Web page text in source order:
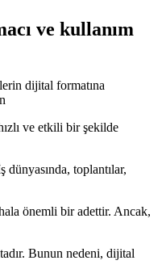
ve kullanım
dijital formatına
ve etkili bir şekilde
dünyasında, toplantılar,
önemli bir adettir. Ancak,
Bunun nedeni, dijital